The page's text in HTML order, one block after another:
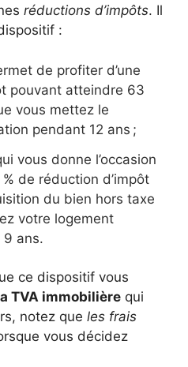
réductions d’impôts. Il
:
de profiter d’une
pouvant atteindre 63
vous mettez le
pendant 12 ans ;
vous donne l’occasion
de réduction d’impôt
du bien hors taxe
votre logement
9 ans.
ce dispositif vous
TVA immobilière qui
notez que les frais
vous décidez